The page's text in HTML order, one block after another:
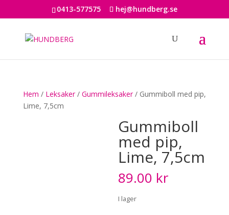
0413-577575 hej@hundberg.se
Hem / Leksaker/ Gummileksaker/ Gummiboll med pip,
Lime, 7,5cm
Gummiboll
med pip,
Lime, 7,5cm
89.00 kr
I lager